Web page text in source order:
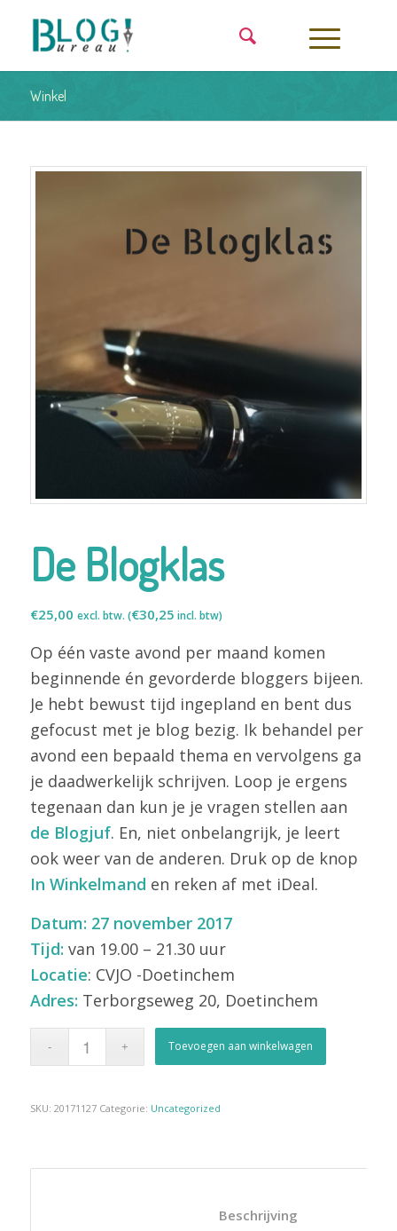
Winkel
De Blogklas
€25,00 excl. btw. (€30,25 incl. btw)
Op één vaste avond per maand komen
beginnende én gevorderde bloggers bijeen.
Je hebt bewust tijd ingepland en bent dus
gefocust met je blog bezig. Ik behandel per
avond een bepaald thema en vervolgens ga
je daadwerkelijk schrijven. Loop je ergens
tegenaan dan kun je je vragen stellen aan
de Blogjuf. En, niet onbelangrijk, je leert
ook weer van de anderen. Druk op de knop
In Winkelmand en reken af met iDeal.
Datum: 27 november 2017
Tijd: van 19.00 – 21.30 uur
Locatie: CVJO -Doetinchem
Adres: Terborgseweg 20, Doetinchem
Toevoegen aan winkelwagen
SKU: 20171127 Categorie: Uncategorized